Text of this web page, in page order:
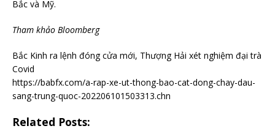
Bắc và Mỹ.
Tham khảo Bloomberg
Bắc Kinh ra lệnh đóng cửa mới, Thượng Hải xét nghiệm đại trà
Covid
https://babfx.com/a-rap-xe-ut-thong-bao-cat-dong-chay-dau-
sang-trung-quoc-202206101503313.chn
Related Posts: